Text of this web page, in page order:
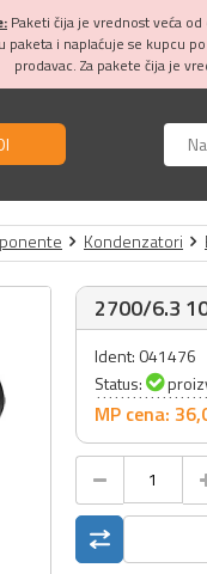
Paketi čija je vrednost veća od
paketa i naplaćuje se kupcu
prodavac. Za pakete čija je
Kondenzatori
2700/6.3
Ident: 041476
Status:
MP cena: 36,